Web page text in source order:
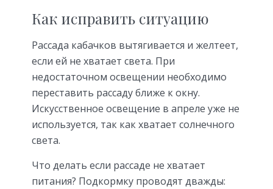
Как исправить ситуацию
Рассада кабачков вытягивается и желтеет,
если ей не хватает света. При
недостаточном освещении необходимо
переставить рассаду ближе к окну.
Искусственное освещение в апреле уже не
используется, так как хватает солнечного
света.
Что делать если рассаде не хватает
питания? Подкормку проводят дважды: